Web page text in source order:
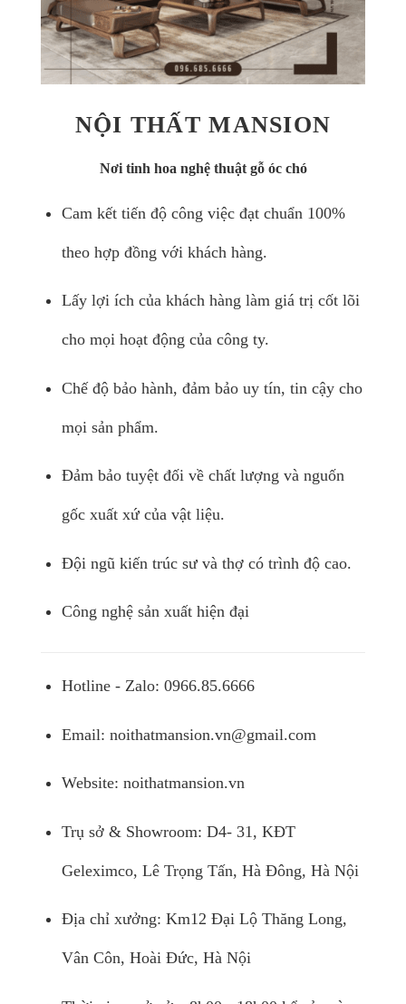
NỘI THẤT MANSION
Nơi tinh hoa nghệ thuật gỗ óc chó
Cam kết tiến độ công việc đạt chuẩn 100%
theo hợp đồng với khách hàng.
Lấy lợi ích của khách hàng làm giá trị cốt lõi
cho mọi hoạt động của công ty.
Chế độ bảo hành, đảm bảo uy tín, tin cậy cho
mọi sản phẩm.
Đảm bảo tuyệt đối về chất lượng và nguốn
gốc xuất xứ của vật liệu.
Đội ngũ kiến trúc sư và thợ có trình độ cao.
Công nghệ sản xuất hiện đại
Hotline - Zalo: 0966.85.6666
Email: noithatmansion.vn@gmail.com
Website: noithatmansion.vn
Trụ sở & Showroom: D4- 31, KĐT
Geleximco, Lê Trọng Tấn, Hà Đông, Hà Nội
Địa chỉ xưởng: Km12 Đại Lộ Thăng Long,
Vân Côn, Hoài Đức, Hà Nội